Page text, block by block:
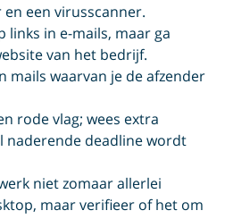
een virusscanner.
links in e-mails, maar ga
van het bedrijf.
mails waarvan je de afzender
rode vlag; wees extra
naderende deadline wordt
niet zomaar allerlei
maar verifieer of het om